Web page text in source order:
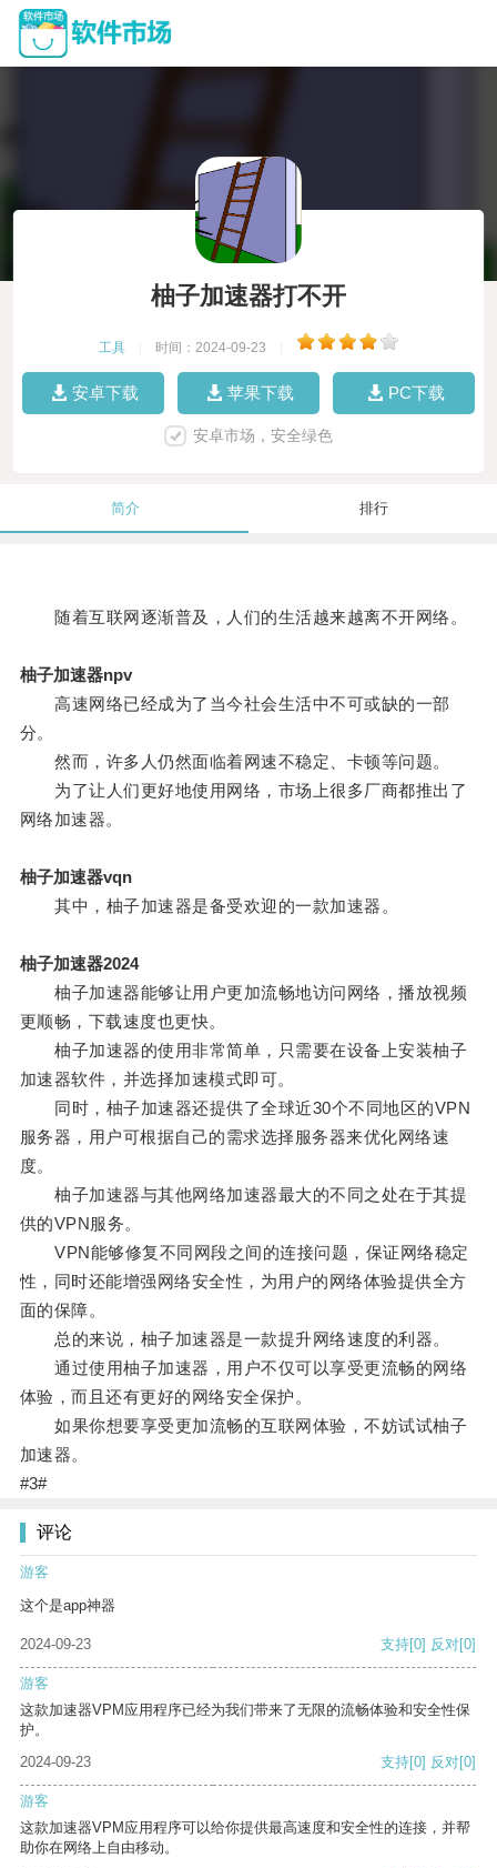
柚子加速器打不开
工具 时间：2024-09-23
安卓下载 苹果下载 PC下载
安卓市场，安全绿色
简介 排行
随着互联网逐渐普及，人们的生活越来越离不开网络。
柚子加速器npv
高速网络已经成为了当今社会生活中不可或缺的一部
分。
然而，许多人仍然面临着网速不稳定、卡顿等问题。
为了让人们更好地使用网络，市场上很多厂商都推出了
网络加速器。
柚子加速器vqn
其中，柚子加速器是备受欢迎的一款加速器。
柚子加速器2024
柚子加速器能够让用户更加流畅地访问网络，播放视频
更顺畅，下载速度也更快。
柚子加速器的使用非常简单，只需要在设备上安装柚子
加速器软件，并选择加速模式即可。
同时，柚子加速器还提供了全球近30个不同地区的VPN
服务器，用户可根据自己的需求选择服务器来优化网络速
度。
柚子加速器与其他网络加速器最大的不同之处在于其提
供的VPN服务。
VPN能够修复不同网段之间的连接问题，保证网络稳定
性，同时还能增强网络安全性，为用户的网络体验提供全方
面的保障。
总的来说，柚子加速器是一款提升网络速度的利器。
通过使用柚子加速器，用户不仅可以享受更流畅的网络
体验，而且还有更好的网络安全保护。
如果你想要享受更加流畅的互联网体验，不妨试试柚子
加速器。
#3#
评论
游客
这个是app神器
2024-09-23 支持[0] 反对[0]
游客
这款加速器VPM应用程序已经为我们带来了无限的流畅体验和安全性保
护。
2024-09-23
支持[0] 反对[0]
游客
这款加速器VPM应用程序可以给你提供最高速度和安全性的连接，并帮
助你在网络上自由移动。